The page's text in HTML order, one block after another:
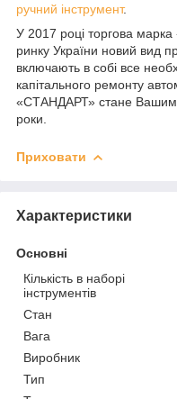
ручний інструмент.
У 2017 році торгова
ринку України новий вид
включають в собі все
капітального ремонту
«СТАНДАРТ» стане Вашим
роки.
Приховати
Характеристики
Основні
Кількість в наборі
інструментів
Стан
Вага
Виробник
Тип